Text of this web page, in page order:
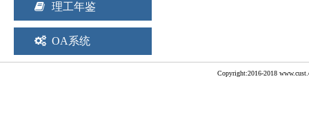
理工年鉴
OA系统
Copyright:2016-2018